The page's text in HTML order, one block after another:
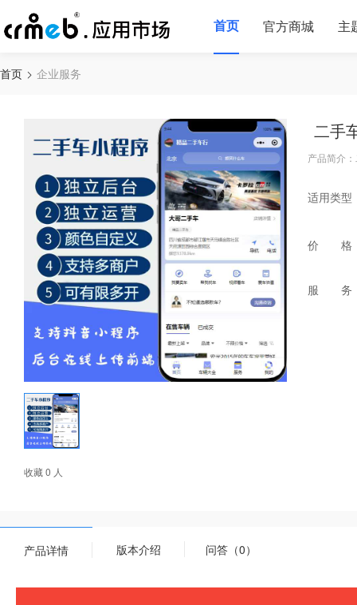
首页 官方商城 主
首页 企业服务
收藏 0 人
二手
产品简介
适用类型
价 格
服 务
产品详情 版本介绍 问答（0）